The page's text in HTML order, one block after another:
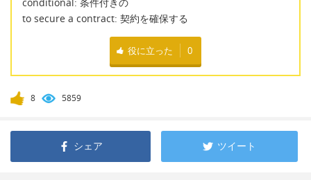
to secure a contract: 契約を確保する
役に立った 0
8 5859
シェア ツイート